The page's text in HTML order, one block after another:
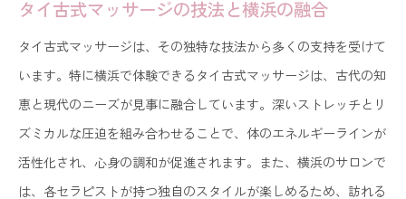
タイ古式マッサージの技法と横浜の融合
タイ古式マッサージは、その独特な技法から多くの支持を受けて
います。特に横浜で体験できるタイ古式マッサージは、古代の知
恵と現代のニーズが見事に融合しています。深いストレッチとリ
ズミカルな圧迫を組み合わせることで、体のエネルギーラインが
活性化され、心身の調和が促進されます。また、横浜のサロンで
は、各セラピストが持つ独自のスタイルが楽しめるため、訪れる